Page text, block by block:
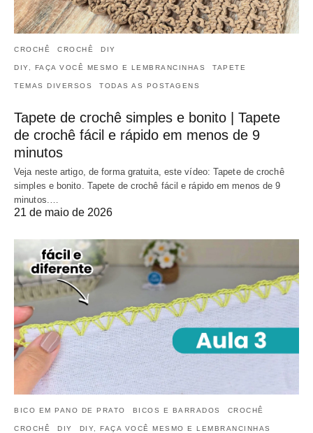
CROCHÊ CROCHÊ DIY
DIY, FAÇA VOCÊ MESMO E LEMBRANCINHAS TAPETE
TEMAS DIVERSOS TODAS AS POSTAGENS
Tapete de crochê simples e bonito | Tapete
de crochê fácil e rápido em menos de 9
minutos
Veja neste artigo, de forma gratuita, este vídeo: Tapete de crochê
simples e bonito. Tapete de crochê fácil e rápido em menos de 9
minutos.…
21 de maio de 2026
BICO EM PANO DE PRATO BICOS E BARRADOS CROCHÊ
CROCHÊ DIY DIY, FAÇA VOCÊ MESMO E LEMBRANCINHAS